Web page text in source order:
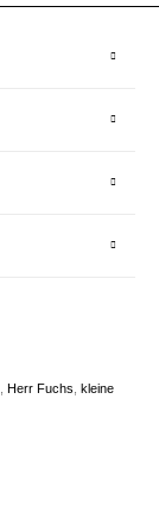
,Herr Fuchs ,kleine